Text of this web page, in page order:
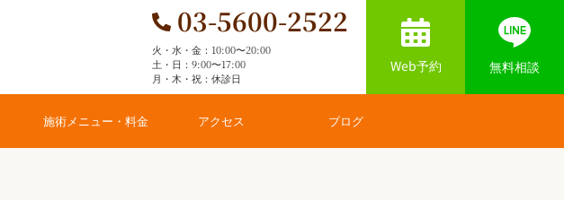
03-5600-2522
火・水・金：10:00〜20:00
土・日：9:00〜17:00
月・木・祝：休診日
Web予約 無料相談
施術メニュー・料金 アクセス ブログ